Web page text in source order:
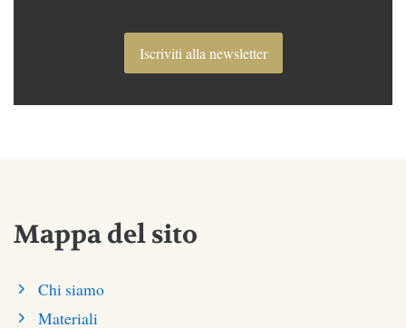
Iscriviti alla newsletter
Mappa del sito
Chi siamo
Materiali